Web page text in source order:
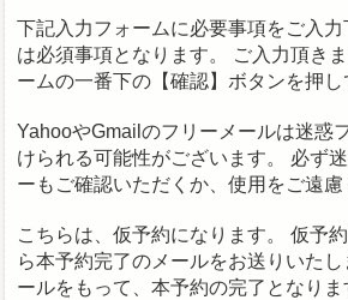
下記入力フォームに必要事項をご入
は必須事項となります。
ご入力頂き
ームの一番下の【確認】ボタンを押し
YahooやGmailのフリーメールは迷惑
けられる可能性がございます。
必ず
ーもご確認いただくか、使用をご遠慮
こちらは、仮予約になります。
仮予
ら本予約完了のメールをお送りいたし
ールをもって、本予約の完了となりま